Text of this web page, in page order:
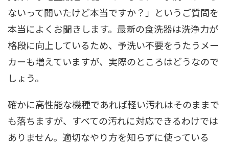
ないって聞いたけど本当ですか？」というご質問を
本当によくお聞きします。最新の食洗器は洗浄力が
格段に向上しているため、予洗い不要をうたうメー
カーも増えていますが、実際のところはどうなので
しょう。
確かに高性能な機種であれば軽い汚れはそのままで
も落ちますが、すべての汚れに対応できるわけでは
ありません。適切なやり方を知らずに使っている